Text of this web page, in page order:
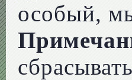
особый,